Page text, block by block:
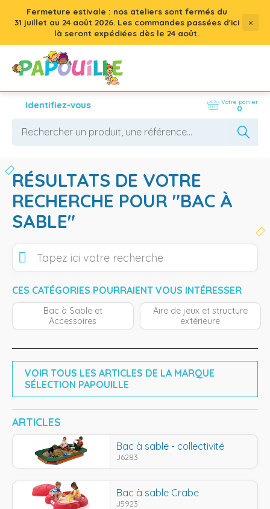
Fermeture estivale : nos ateliers sont fermés du
31 juillet au 24 août 2026. Les commandes passées d'ici
là seront expédiées dès le 24 août.
×
Identifiez-vous Votre panier
0
RÉSULTATS DE VOTRE
RECHERCHE POUR "BAC À
SABLE"
CES CATÉGORIES POURRAIENT VOUS INTÉRESSER
Bac à Sable et
Accessoires
Aire de jeux et structure
extérieure
VOIR TOUS LES ARTICLES DE LA MARQUE
SÉLECTION PAPOUILLE
ARTICLES
Bac à sable - collectivité
J6283
Bac à sable Crabe
J5923